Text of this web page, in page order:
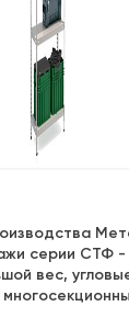
серии СТФ -
вес,